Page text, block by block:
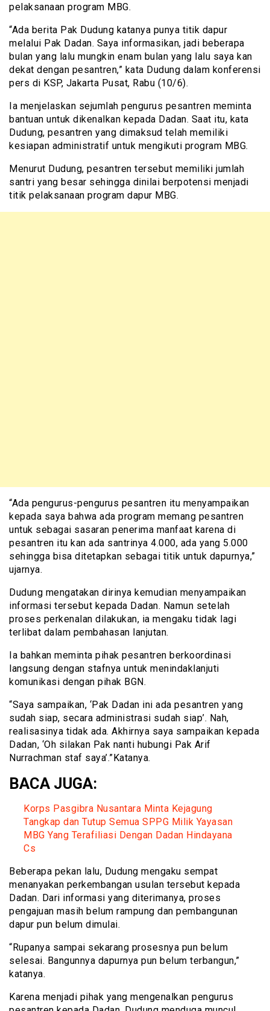
pelaksanaan program MBG.
“Ada berita Pak Dudung katanya punya titik dapur
melalui Pak Dadan. Saya informasikan, jadi beberapa
bulan yang lalu mungkin enam bulan yang lalu saya kan
dekat dengan pesantren,” kata Dudung dalam konferensi
pers di KSP, Jakarta Pusat, Rabu (10/6).
Ia menjelaskan sejumlah pengurus pesantren meminta
bantuan untuk dikenalkan kepada Dadan. Saat itu, kata
Dudung, pesantren yang dimaksud telah memiliki
kesiapan administratif untuk mengikuti program MBG.
Menurut Dudung, pesantren tersebut memiliki jumlah
santri yang besar sehingga dinilai berpotensi menjadi
titik pelaksanaan program dapur MBG.
“Ada pengurus-pengurus pesantren itu menyampaikan
kepada saya bahwa ada program memang pesantren
untuk sebagai sasaran penerima manfaat karena di
pesantren itu kan ada santrinya 4.000, ada yang 5.000
sehingga bisa ditetapkan sebagai titik untuk dapurnya,”
ujarnya.
Dudung mengatakan dirinya kemudian menyampaikan
informasi tersebut kepada Dadan. Namun setelah
proses perkenalan dilakukan, ia mengaku tidak lagi
terlibat dalam pembahasan lanjutan.
Ia bahkan meminta pihak pesantren berkoordinasi
langsung dengan stafnya untuk menindaklanjuti
komunikasi dengan pihak BGN.
“Saya sampaikan, ‘Pak Dadan ini ada pesantren yang
sudah siap, secara administrasi sudah siap’. Nah,
realisasinya tidak ada. Akhirnya saya sampaikan kepada
Dadan, ‘Oh silakan Pak nanti hubungi Pak Arif
Nurrachman staf saya’.”Katanya.
BACA JUGA:
Korps Pasgibra Nusantara Minta Kejagung
Tangkap dan Tutup Semua SPPG Milik Yayasan
MBG Yang Terafiliasi Dengan Dadan Hindayana
Cs
Beberapa pekan lalu, Dudung mengaku sempat
menanyakan perkembangan usulan tersebut kepada
Dadan. Dari informasi yang diterimanya, proses
pengajuan masih belum rampung dan pembangunan
dapur pun belum dimulai.
“Rupanya sampai sekarang prosesnya pun belum
selesai. Bangunnya dapurnya pun belum terbangun,”
katanya.
Karena menjadi pihak yang mengenalkan pengurus